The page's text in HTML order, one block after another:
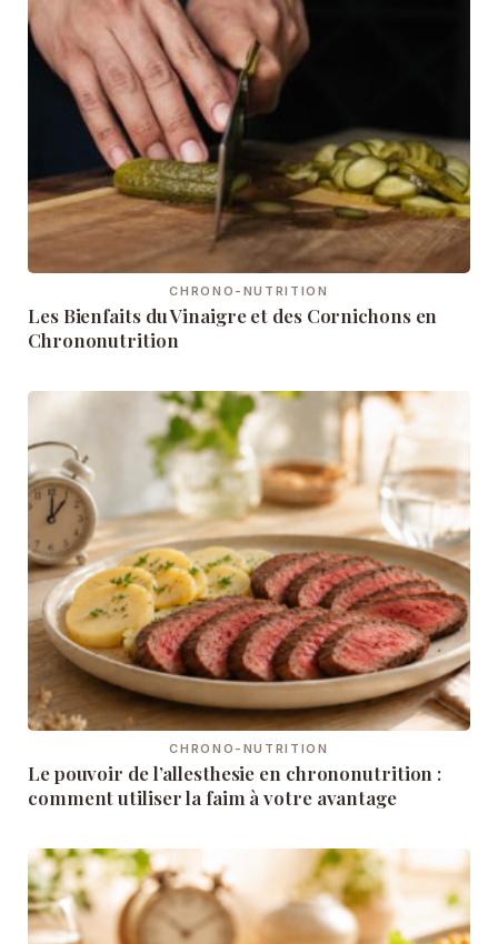
CHRONO-NUTRITION
Les Bienfaits du Vinaigre et des Cornichons en
Chrononutrition
CHRONO-NUTRITION
Le pouvoir de l’allesthesie en chrononutrition :
comment utiliser la faim à votre avantage